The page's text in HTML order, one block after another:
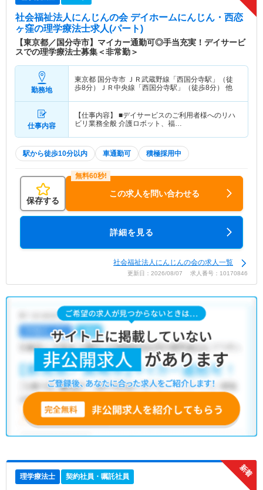
社会福祉法人にんじんの会 デイホームにんじん・西恋
ヶ窪の理学療法士求人(パート)
【東京都／国分寺市】マイカー通勤可◎手当充実！デイサービ
スでの理学療法士募集＜非常勤＞
勤務地
東京都 国分寺市 ＪＲ武蔵野線「西国分寺駅」（徒
歩8分）ＪＲ中央線「西国分寺駅」（徒歩8分） 他
仕事内容
【仕事内容】 ■デイサービスのご利用者様へのリハ
ビリ業務全般 介護ロボット、福…
駅から徒歩10分以内 車通勤可 積極採用中
保存する
この求人を問い合わせる
詳細を見る
社会福祉法人にんじんの会の求人一覧
更新日：2026/08/07 求人番号：10170846
理学療法士 契約社員・嘱託社員